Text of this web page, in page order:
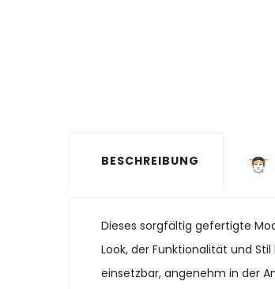
BESCHREIBUNG
Dieses sorgfältig gefertigte
Look, der Funktionalität und
einsetzbar, angenehm in der